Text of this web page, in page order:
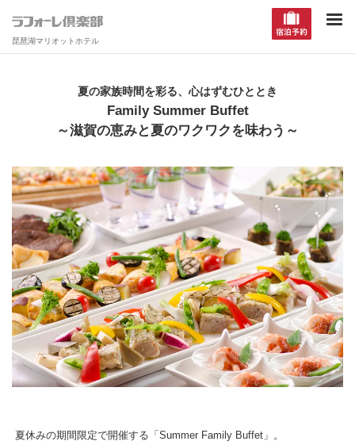
琵琶湖マリオットホテル
夏の家族時間を彩る、心はずむひととき
Family Summer Buffet
～滋賀の恵みと夏のワクワクを味わう～
夏休みの期間限定で開催する「Summer Family Buffet」。